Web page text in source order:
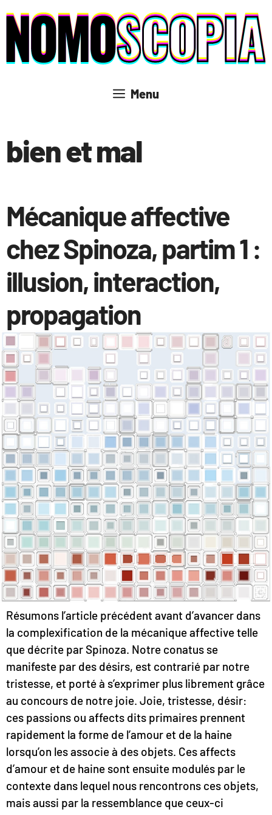
contenu
Menu
bien et mal
Mécanique affective
chez Spinoza, partim 1 :
illusion, interaction,
propagation
Résumons l’article précédent avant d’avancer dans
la complexification de la mécanique affective telle
que décrite par Spinoza. Notre conatus se
manifeste par des désirs, est contrarié par notre
tristesse, et porté à s’exprimer plus librement grâce
au concours de notre joie. Joie, tristesse, désir:
ces passions ou affects dits primaires prennent
rapidement la forme de l’amour et de la haine
lorsqu’on les associe à des objets. Ces affects
d’amour et de haine sont ensuite modulés par le
contexte dans lequel nous rencontrons ces objets,
mais aussi par la ressemblance que ceux-ci